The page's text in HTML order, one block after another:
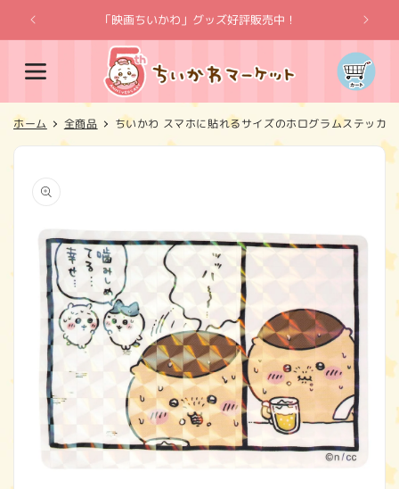
ンツに
進む
「映画ちいかわ」グッズ好評販売中！
カ
ー
ト
ホーム 全商品 ちいかわ スマホに貼れるサイズのホログラムステッカ
報にス
キップ